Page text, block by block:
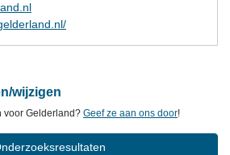
wijzigen
voor Gelderland? Geef ze aan ons door!